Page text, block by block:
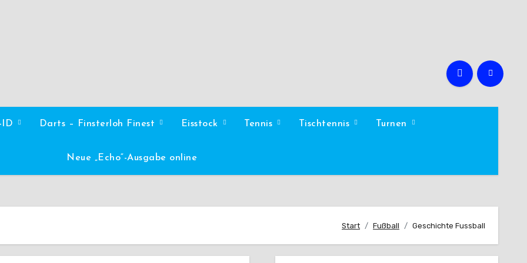
ID Darts – Finsterloh Finest Eisstock Tennis Tischtennis Turnen
Neue „Echo“-Ausgabe online
Start Fußball Geschichte Fussball